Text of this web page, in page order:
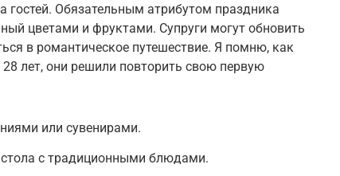
гостей. Обязательным атрибутом праздника
цветами и фруктами. Супруги могут обновить
в романтическое путешествие. Я помню, как
лет, они решили повторить свою первую
или сувенирами.
с традиционными блюдами.